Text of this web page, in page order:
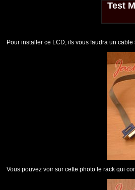
Test
Pour installer ce LCD, ils vous faudra un
Vous pouvez voir sur cette photo le rack qui